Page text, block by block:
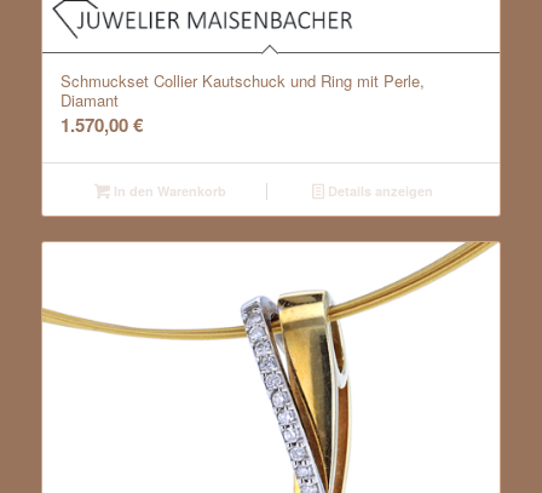
Schmuckset Collier Kautschuck und Ring mit Perle,
Diamant
1.570,00€
In den Warenkorb Details anzeigen